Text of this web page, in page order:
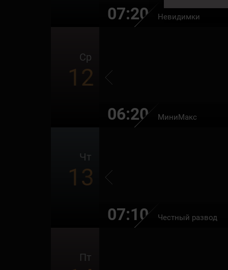
07:20 Невидимки
Ср
12
06:20 МиниМакс
Чт
13
07:10 Честный развод
Пт